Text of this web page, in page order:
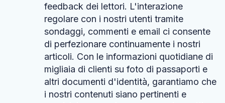
feedback dei lettori. L'interazione
regolare con i nostri utenti tramite
sondaggi, commenti e email ci consente
di perfezionare continuamente i nostri
articoli. Con le informazioni quotidiane di
migliaia di clienti su foto di passaporti e
altri documenti d'identità, garantiamo che
i nostri contenuti siano pertinenti e